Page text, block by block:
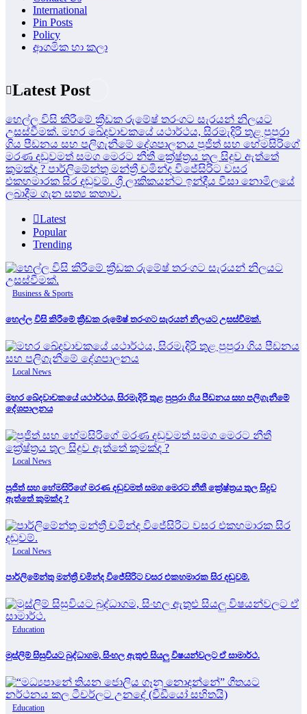
International
Pin Posts
Policy
ආගමික හා කලා
Latest Post
හෙල්ල විසි කිරීමේ ක්‍රීඩක රුමේෂ් තරංගට සැරයන් නිලයට
උසස්වීමක්. මහර ඛේදවාචකයේ යථාර්ථය, සිරමැදිරි තුළ පුපුරා
ගිය පීඩනය සහ පලිගැනීමේ දේශපාලනය පූජිත් සහ හේමසිරිගේ
මරණ දඩුවමත් සමග මෙරට නීතී ක්‍රේෂ්ත්‍රය තුල සිදුව ඇත්තේ
කුමක්ද ? පාර්ලිමේන්තු මන්ත්‍රී චමින්ද විජේසිරිට වසර
එකහමාරක සිර දඬුවම්. ශ්‍රී ලාකිකයන්ට ඉන්දීය වීසා නොමිලයේ
ලබාදීම ගැන සත්‍ය කතාව.
Latest
Popular
Trending
Business & Sports
හෙල්ල විසි කිරීමේ ක්‍රීඩක රුමේෂ් තරංගට සැරයන් නිලයට උසස්වීමක්.
Local News
මහර ඛේදවාචකයේ යථාර්ථය, සිරමැදිරි තුළ පුපුරා ගිය පීඩනය සහ පලිගැනීමේ
දේශපාලනය
Local News
පූජිත් සහ හේමසිරිගේ මරණ දඩුවමත් සමග මෙරට නීතී ක්‍රේෂ්ත්‍රය තුල සිදුව
ඇත්තේ කුමක්ද ?
Local News
පාර්ලිමේන්තු මන්ත්‍රී චමින්ද විජේසිරිට වසර එකහමාරක සිර දඬුවම්.
Education
මුස්ලිම් සිසුවියට බුද්ධාගම, සිංහල ඇතුළු සියලු විෂයන්වලට ඒ සාමාර්ථ.
Education